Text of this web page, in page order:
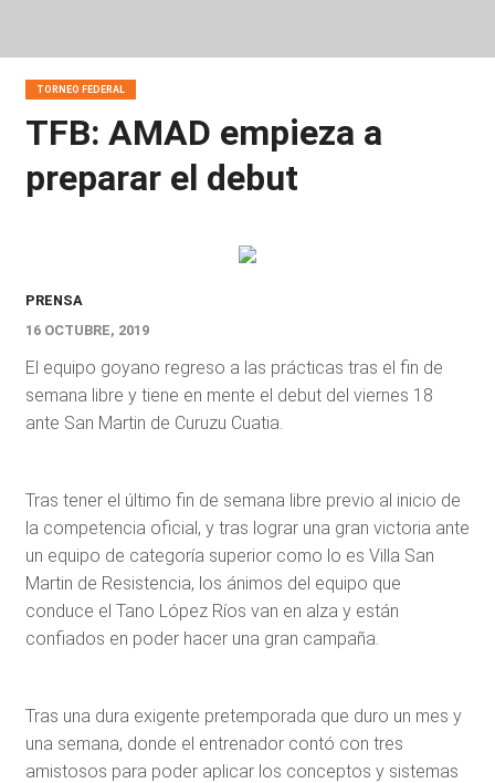
TORNEO FEDERAL
TFB: AMAD empieza a
preparar el debut
PRENSA
16 OCTUBRE, 2019
El equipo goyano regreso a las prácticas tras el fin de
semana libre y tiene en mente el debut del viernes 18
ante San Martin de Curuzu Cuatia.
Tras tener el último fin de semana libre previo al inicio de
la competencia oficial, y tras lograr una gran victoria ante
un equipo de categoría superior como lo es Villa San
Martin de Resistencia, los ánimos del equipo que
conduce el Tano López Ríos van en alza y están
confiados en poder hacer una gran campaña.
Tras una dura exigente pretemporada que duro un mes y
una semana, donde el entrenador contó con tres
amistosos para poder aplicar los conceptos y sistemas